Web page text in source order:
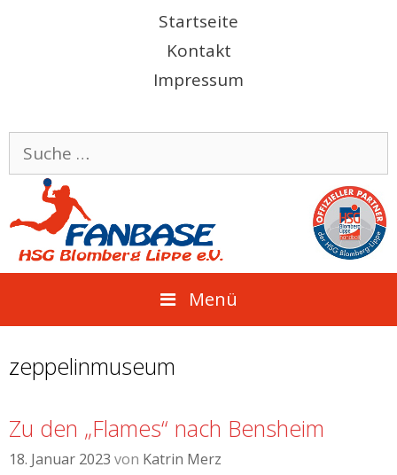
Startseite
Kontakt
Impressum
Suche
nach:
Menü
zeppelinmuseum
Zu den „Flames“ nach Bensheim
18. Januar 2023 von Katrin Merz